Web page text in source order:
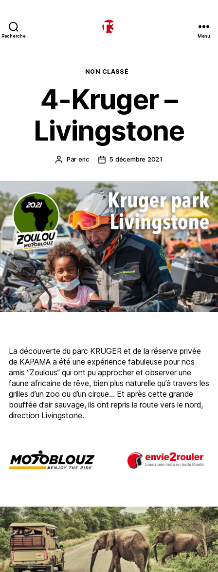
Recherche Menu
Catégories
NON CLASSÉ
4-Kruger –
Livingstone
Auteur
Par eric
Date5 décembre 2021
La découverte du parc KRUGER et de la réserve privée
de KAPAMA a été une expérience fabuleuse pour nos
amis “Zoulous“ qui ont pu approcher et observer une
faune africaine de rêve, bien plus naturelle qu’à travers les
grilles d’un zoo ou d’un cirque… Et après cette grande
bouffée d’air sauvage, ils ont repris la route vers le nord,
direction Livingstone.